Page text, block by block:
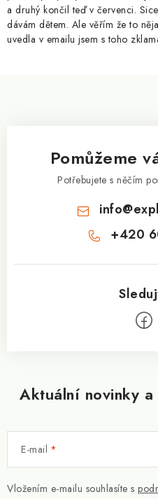
a druhý končil teď v červenci.
dávám dětem. Ale věřím že to
uvedla v emailu jsem s toho
Aktuální novinky
E-mail
Vložením e-mailu souhlasíte s
Pomůžeme
Potřebujete s něčím
info@
+420